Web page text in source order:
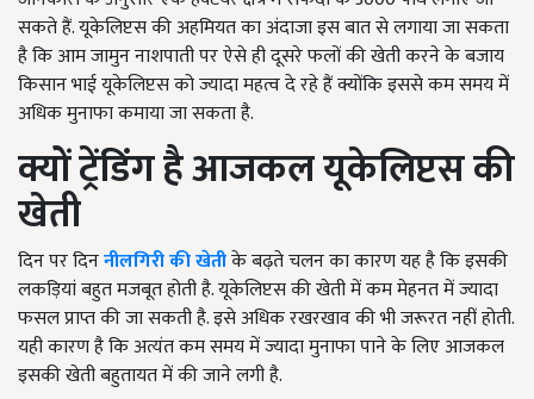
सकते हैं. यूकेलिप्टस की अहमियत का अंदाजा इस बात से लगाया जा सकता
है कि आम जामुन नाशपाती पर ऐसे ही दूसरे फलों की खेती करने के बजाय
किसान भाई यूकेलिप्टस को ज्यादा महत्व दे रहे हैं क्योंकि इससे कम समय में
अधिक मुनाफा कमाया जा सकता है.
क्यों ट्रेंडिंग है आजकल यूकेलिप्टस की
खेती
दिन पर दिननीलगिरी की खेतीके बढ़ते चलन का कारण यह है कि इसकी
लकड़ियां बहुत मजबूत होती है. यूकेलिप्टस की खेती में कम मेहनत में ज्यादा
फसल प्राप्त की जा सकती है. इसे अधिक रखरखाव की भी जरूरत नहीं होती.
यही कारण है कि अत्यंत कम समय में ज्यादा मुनाफा पाने के लिए आजकल
इसकी खेती बहुतायत में की जाने लगी है.